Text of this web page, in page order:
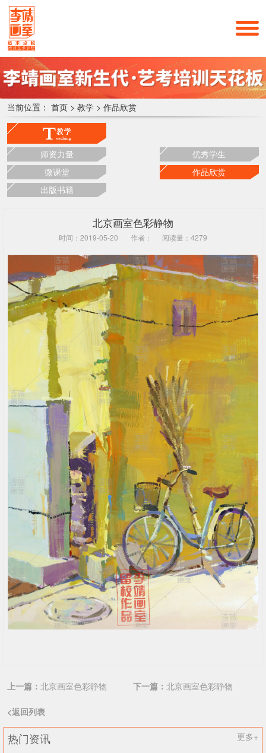
当前位置： 首页 > 教学 > 作品欣赏
师资力量
优秀学生
微课堂
作品欣赏
出版书籍
北京画室色彩静物
时间：2019-05-20 作者： 阅读量：4279
上一篇： 北京画室色彩静物 下一篇： 北京画室色彩静物
<返回列表
热门资讯
更多+